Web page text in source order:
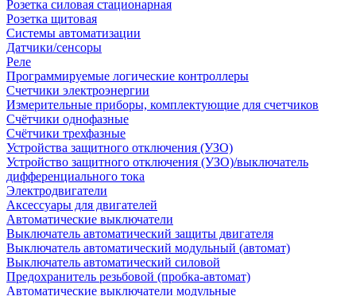
Розетка силовая стационарная
Розетка щитовая
Системы автоматизации
Датчики/сенсоры
Реле
Программируемые логические контроллеры
Счетчики электроэнергии
Измерительные приборы, комплектующие для счетчиков
Счётчики однофазные
Счётчики трехфазные
Устройства защитного отключения (УЗО)
Устройство защитного отключения (УЗО)/выключатель
дифференциального тока
Электродвигатели
Аксессуары для двигателей
Автоматические выключатели
Выключатель автоматический защиты двигателя
Выключатель автоматический модульный (автомат)
Выключатель автоматический силовой
Предохранитель резьбовой (пробка-автомат)
Автоматические выключатели модульные